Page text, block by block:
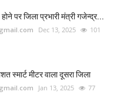
होने पर जिला प्रभारी मंत्री गजेन्द्र...
Dec 13, 2025 101
स्मार्ट मीटर वाला दूसरा जिला
Jan 13, 2025 77